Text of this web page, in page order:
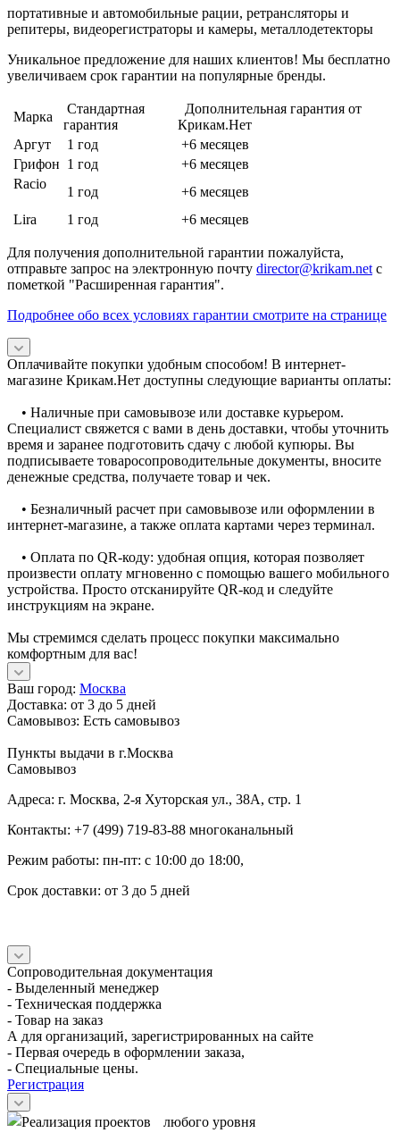
портативные и автомобильные рации, ретрансляторы и
репитеры, видеорегистраторы и камеры, металлодетекторы
Уникальное предложение для наших клиентов! Мы бесплатно
увеличиваем срок гарантии на популярные бренды.
Марка
Стандартная
гарантия
Дополнительная гарантия от
Крикам.Нет
Аргут
1 год
+6 месяцев
Грифон 1 год
+6 месяцев
Racio
1 год
+6 месяцев
Lira
1 год +6 месяцев
Для получения дополнительной гарантии пожалуйста,
отправьте запрос на электронную почту director@krikam.net с
пометкой "Расширенная гарантия".
Подробнее обо всех условиях гарантии смотрите на странице
Оплачивайте покупки удобным способом! В интернет-
магазине Крикам.Нет доступны следующие варианты оплаты:
• Наличные при самовывозе или доставке курьером.
Специалист свяжется с вами в день доставки, чтобы уточнить
время и заранее подготовить сдачу с любой купюры. Вы
подписываете товаросопроводительные документы, вносите
денежные средства, получаете товар и чек.
• Безналичный расчет при самовывозе или оформлении в
интернет-магазине, а также оплата картами через терминал.
• Оплата по QR-коду: удобная опция, которая позволяет
произвести оплату мгновенно с помощью вашего мобильного
устройства. Просто отсканируйте QR-код и следуйте
инструкциям на экране.
Мы стремимся сделать процесс покупки максимально
комфортным для вас!
Ваш город: Москва
Доставка: от 3 до 5 дней
Самовывоз: Есть самовывоз
Пункты выдачи в г.Москва
Самовывоз
Адреса: г. Москва, 2-я Хуторская ул., 38А, стр. 1
Контакты: +7 (499) 719-83-88 многоканальный
Режим работы: пн-пт: с 10:00 до 18:00,
Срок доставки: от 3 до 5 дней
Сопроводительная документация
- Выделенный менеджер
- Техническая поддержка
- Товар на заказ
А для организаций, зарегистрированных на сайте
- Первая очередь в оформлении заказа,
- Специальные цены.
Регистрация